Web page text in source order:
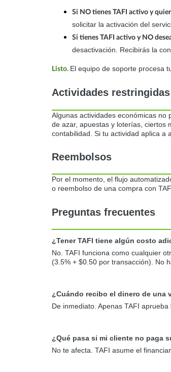
Si NO tienes TAFI activo y
solicitar la activación del
Si tienes TAFI activo y NO
desactivación. Recibirás la
Listo. El equipo de soporte procesa
Actividades restringidas
Algunas actividades económicas no
de azar, apuestas y loterías, ciertos
contabilidad. Si tu actividad aplica a
Reembolsos
Por el momento, el flujo
o reembolso de una compra con
Preguntas frecuentes
¿Tener TAFI tiene algún costo
No. TAFI funciona como cualquier
(3.5% + $0.50 por transacción). No
¿Cuándo recibo el dinero de una
De inmediato. Apenas TAFI
¿Qué pasa si mi cliente no paga
No te afecta. TAFI asume el